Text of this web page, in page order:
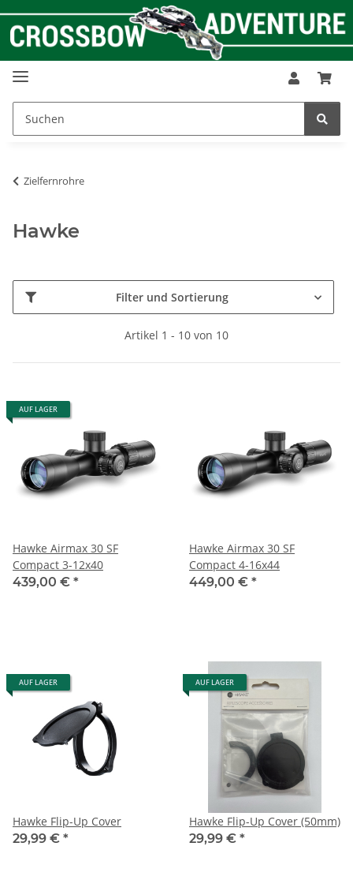
Zielfernrohre
Hawke
Filter und Sortierung
Artikel 1 - 10 von 10
AUF LAGER
Hawke Airmax 30 SF
Compact 3-12x40
439,00 € *
Hawke Airmax 30 SF
Compact 4-16x44
449,00 € *
AUF LAGER
Hawke Flip-Up Cover
29,99 € *
AUF LAGER
Hawke Flip-Up Cover (50mm)
29,99 € *